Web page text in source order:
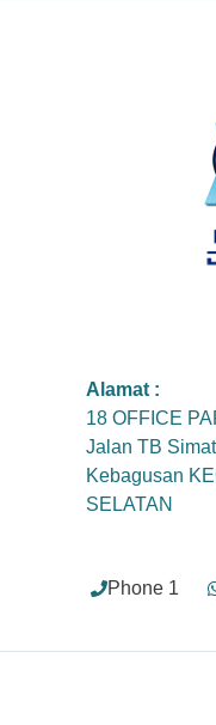
Alamat :
18 OFFICE
Jalan TB
Kebagusan
SELATAN
Phone 1